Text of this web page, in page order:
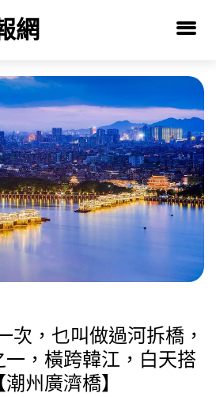
網
次，乜叫做過河拆橋，
，橫跨韓江，白天搭
州廣濟橋】